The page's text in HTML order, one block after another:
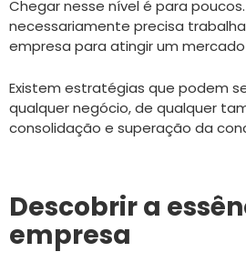
Chegar nesse nível é para
necessariamente precisa
empresa para atingir um
Existem estratégias que podem
qualquer negócio, de qualquer
consolidação e superação da
Descobrir a
empresa